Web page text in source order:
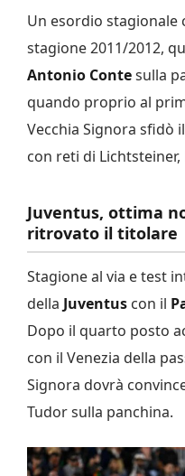
Un esordio stagionale
stagione 2011/2012,
Antonio Contesulla
quando proprio al
Vecchia Signora sfidò
con reti di
Juventus, ottima
ritrovato il titolare
Stagione al via e test
della Juventus con il
Dopo il quarto posto
con il Venezia della
Signora dovrà
Tudor sulla panchina.